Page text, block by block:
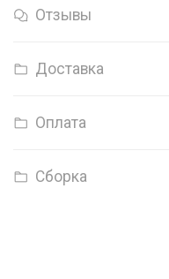
Отзывы
Доставка
Оплата
Сборка